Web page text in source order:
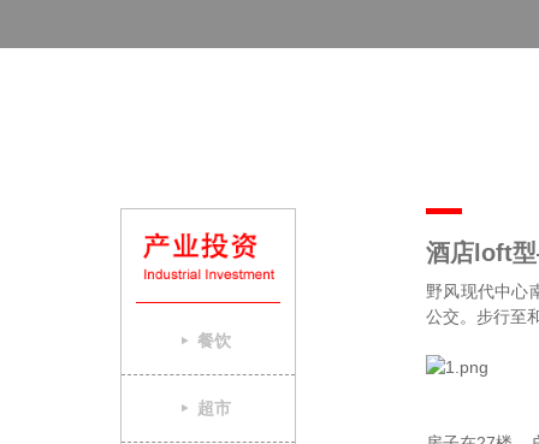
餐饮
超市
酒店loft
野风现代中心
公交。步行至